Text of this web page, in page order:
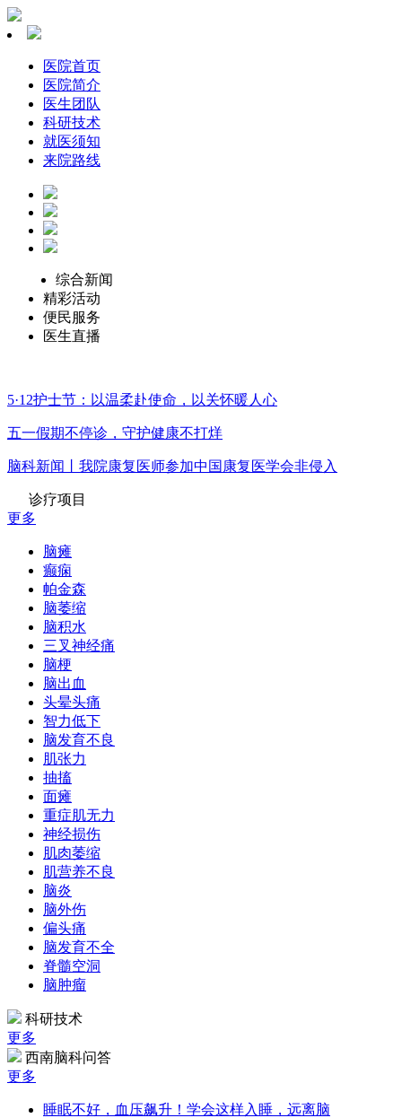
医院首页
医院简介
医生团队
科研技术
就医须知
来院路线
综合新闻
精彩活动
便民服务
医生直播
5·12护士节：以温柔赴使命，以关怀暖人心
五一假期不停诊，守护健康不打烊
脑科新闻丨我院康复医师参加中国康复医学会非侵入
诊疗项目
更多
脑瘫
癫痫
帕金森
脑萎缩
脑积水
三叉神经痛
脑梗
脑出血
头晕头痛
智力低下
脑发育不良
肌张力
抽搐
面瘫
重症肌无力
神经损伤
肌肉萎缩
肌营养不良
脑炎
脑外伤
偏头痛
脑发育不全
脊髓空洞
脑肿瘤
科研技术
更多
西南脑科问答
更多
睡眠不好，血压飙升！学会这样入睡，远离脑